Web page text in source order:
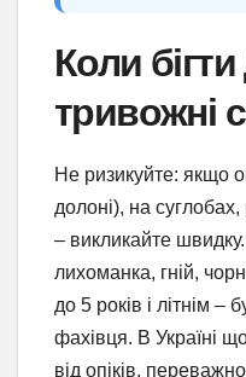
Коли
тривожні
Не ризикуйте: якщо
долоні), на
– викликайте
лихоманка, гній,
до 5 років і літнім –
фахівця. В Україні
від опіків,